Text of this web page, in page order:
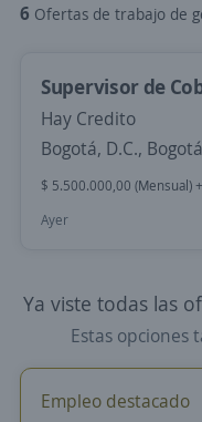
6 Ofertas de trabajo de gestor de
Supervisor de
Hay Credito
Bogotá, D.C.,
$ 5.500.000,00 (Mensual)
Ayer
Ya viste todas las
Estas
Empleo destacado